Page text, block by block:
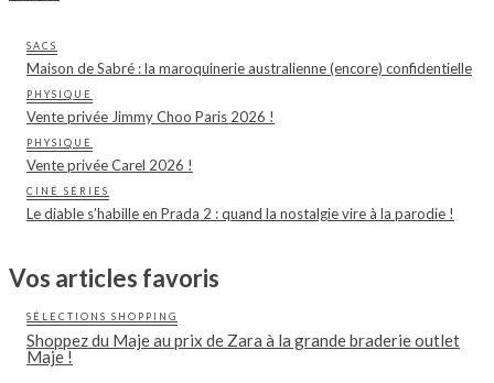
SACS
Maison de Sabré : la maroquinerie australienne (encore) confidentielle
PHYSIQUE
Vente privée Jimmy Choo Paris 2026 !
PHYSIQUE
Vente privée Carel 2026 !
CINÉ SÉRIES
Le diable s’habille en Prada 2 : quand la nostalgie vire à la parodie !
Vos articles favoris
SÉLECTIONS SHOPPING
Shoppez du Maje au prix de Zara à la grande braderie outlet
Maje !